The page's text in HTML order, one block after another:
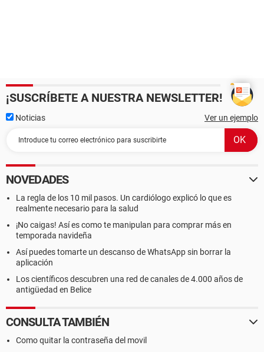
¡SUSCRÍBETE A NUESTRA NEWSLETTER!
Noticias Ver un ejemplo
NOVEDADES
La regla de los 10 mil pasos. Un cardiólogo explicó lo que es
realmente necesario para la salud
¡No caigas! Así es como te manipulan para comprar más en
temporada navideña
Así puedes tomarte un descanso de WhatsApp sin borrar la
aplicación
Los científicos descubren una red de canales de 4.000 años de
antigüedad en Belice
CONSULTA TAMBIÉN
Como quitar la contraseña del movil